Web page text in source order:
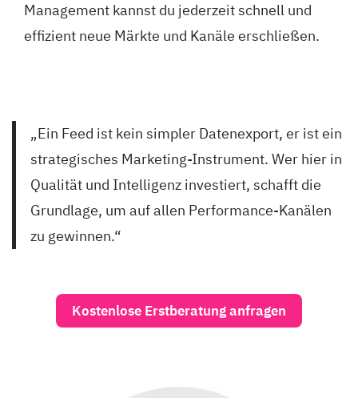
Management kannst du jederzeit schnell und
effizient neue Märkte und Kanäle erschließen.
„Ein Feed ist kein simpler Datenexport, er ist ein
strategisches Marketing-Instrument. Wer hier in
Qualität und Intelligenz investiert, schafft die
Grundlage, um auf allen Performance-Kanälen
zu gewinnen.“
Kostenlose Erstberatung anfragen